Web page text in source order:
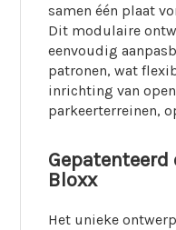
samen één plaat
Dit modulaire
eenvoudig
patronen, wat
inrichting van
parkeerterreinen,
Bloxx
Het unieke